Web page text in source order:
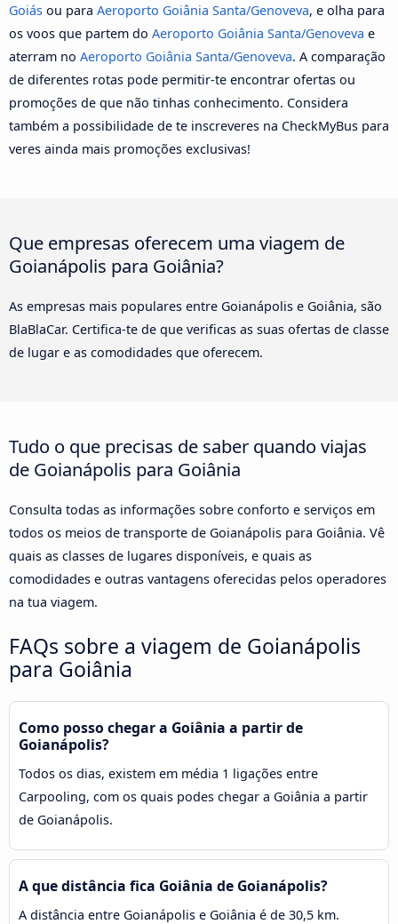
Goiás ou para Aeroporto Goiânia Santa/Genoveva, e olha para
os voos que partem do Aeroporto Goiânia Santa/Genoveva e
aterram no Aeroporto Goiânia Santa/Genoveva. A comparação
de diferentes rotas pode permitir-te encontrar ofertas ou
promoções de que não tinhas conhecimento. Considera
também a possibilidade de te inscreveres na CheckMyBus para
veres ainda mais promoções exclusivas!
Que empresas oferecem uma viagem de
Goianápolis para Goiânia?
As empresas mais populares entre Goianápolis e Goiânia, são
BlaBlaCar. Certifica-te de que verificas as suas ofertas de classe
de lugar e as comodidades que oferecem.
Tudo o que precisas de saber quando viajas
de Goianápolis para Goiânia
Consulta todas as informações sobre conforto e serviços em
todos os meios de transporte de Goianápolis para Goiânia. Vê
quais as classes de lugares disponíveis, e quais as
comodidades e outras vantagens oferecidas pelos operadores
na tua viagem.
FAQs sobre a viagem de Goianápolis
para Goiânia
Como posso chegar a Goiânia a partir de
Goianápolis?
Todos os dias, existem em média 1 ligações entre
Carpooling, com os quais podes chegar a Goiânia a partir
de Goianápolis.
A que distância fica Goiânia de Goianápolis?
A distância entre Goianápolis e Goiânia é de 30,5 km.